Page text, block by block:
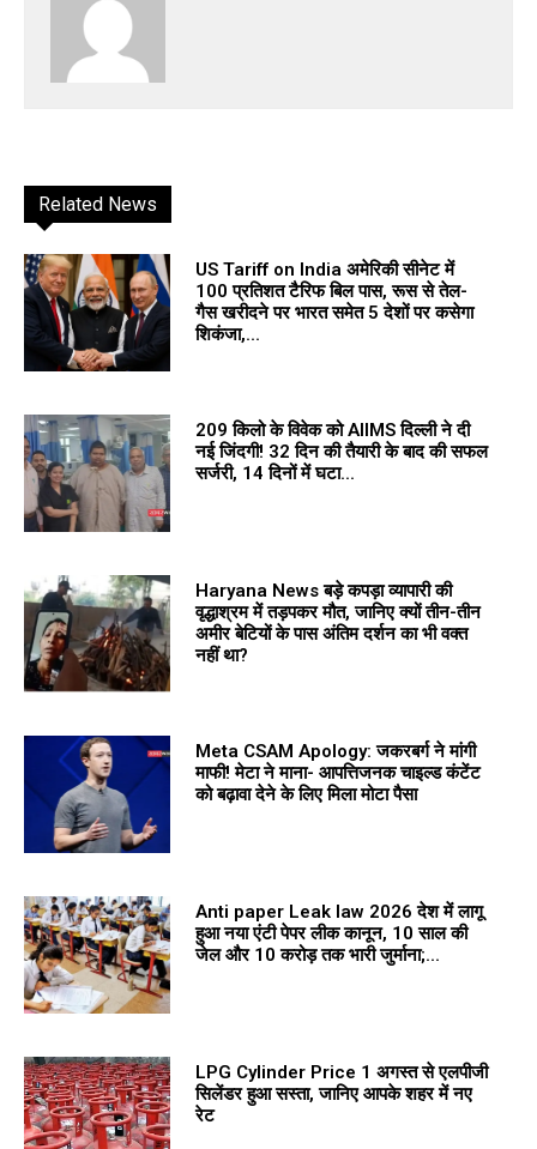
Related News
US Tariff on India अमेरिकी सीनेट में
100 प्रतिशत टैरिफ बिल पास, रूस से तेल-
गैस खरीदने पर भारत समेत 5 देशों पर कसेगा
शिकंजा,...
209 किलो के विवेक को AIIMS दिल्ली ने दी
नई जिंदगी! 32 दिन की तैयारी के बाद की सफल
सर्जरी, 14 दिनों में घटा...
Haryana News बड़े कपड़ा व्यापारी की
वृद्धाश्रम में तड़पकर मौत, जानिए क्यों तीन-तीन
अमीर बेटियों के पास अंतिम दर्शन का भी वक्त
नहीं था?
Meta CSAM Apology: जकरबर्ग ने मांगी
माफी! मेटा ने माना- आपत्तिजनक चाइल्ड कंटेंट
को बढ़ावा देने के लिए मिला मोटा पैसा
Anti paper Leak law 2026 देश में लागू
हुआ नया एंटी पेपर लीक कानून, 10 साल की
जेल और 10 करोड़ तक भारी जुर्माना;...
LPG Cylinder Price 1 अगस्त से एलपीजी
सिलेंडर हुआ सस्ता, जानिए आपके शहर में नए
रेट